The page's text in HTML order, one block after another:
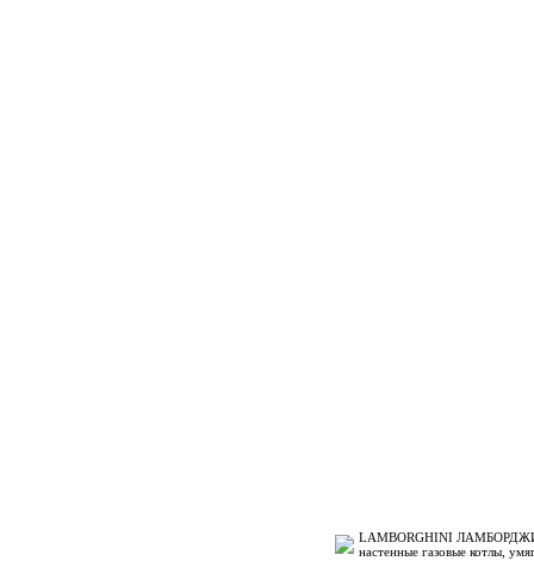
LAMBORGHINI
настенные газовые котлы,